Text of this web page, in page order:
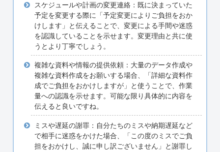
スケジュールや計画の変更連絡：既に決まっていた
予定を変更する際に「予定変更によりご負担をおか
けします」と伝えることで、変更による手間や迷惑
を認識していることを示せます。変更理由と共に使
うとより丁寧でしょう。
複雑な資料や情報の提供依頼：大量のデータ作成や
複雑な資料作成をお願いする場合、「詳細な資料作
成でご負担をおかけしますが」と使うことで、作業
量への認識を示せます。可能な限り具体的に内容を
伝えると良いですね。
ミスや遅延の謝罪：自分たちのミスや納期遅延など
で相手に迷惑をかけた場合、「この度のミスでご負
担をおかけし、誠に申し訳ございません」と謝罪し